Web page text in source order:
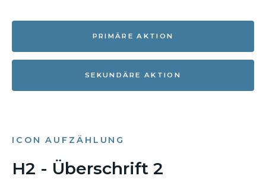
PRIMÄRE AKTION
SEKUNDÄRE AKTION
ICON AUFZÄHLUNG
H2 - Überschrift 2